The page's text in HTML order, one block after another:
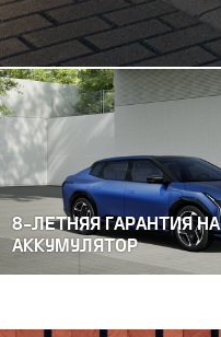
8-ЛЕТНЯЯ ГАРАНТИЯ НА
АККУМУЛЯТОР